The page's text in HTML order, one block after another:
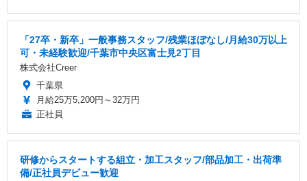
「27卒・新卒」一般事務スタッフ/残業ほぼなし/月給30万以上
可・未経験歓迎/千葉市中央区富士見2丁目
株式会社Creer
千葉県
月給25万5,200円～32万円
正社員
研修からスタートする組立・加工スタッフ/部品加工・出荷準
備/正社員デビュー歓迎